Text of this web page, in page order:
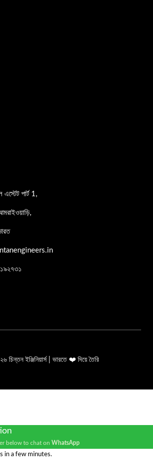
এস্টেট পার্ট 1,
চিন্তন ইঞ্জিনিয়ার্স | ভারতে ❤️ দিয়ে তৈরি
below to chat on WhatsApp
in a few minutes.